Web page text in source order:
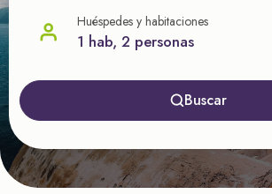
nuestras
Huéspedes y habitaciones
1 hab, 2 personas
Buscar